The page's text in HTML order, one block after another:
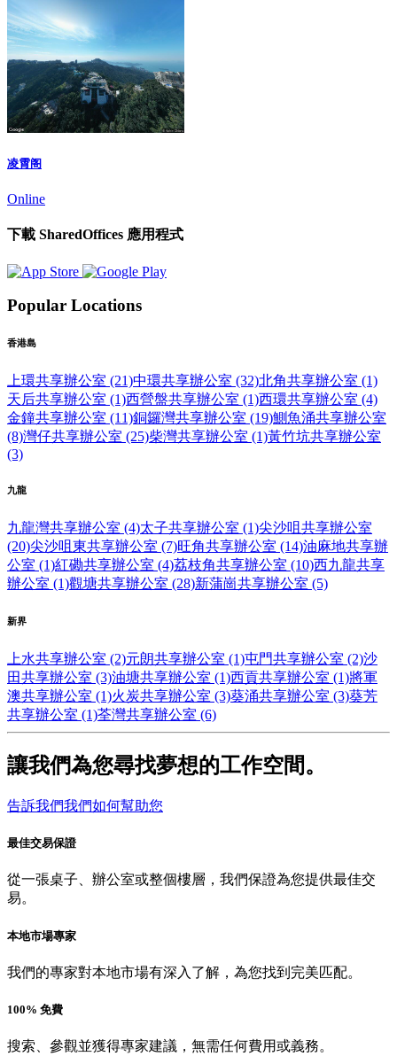
凌霄阁
Online
下載 SharedOffices 應用程式
Popular Locations
香港島
上環共享辦公室 (21)中環共享辦公室 (32)北角共享辦公室 (1)
天后共享辦公室 (1)西營盤共享辦公室 (1)西環共享辦公室 (4)
金鐘共享辦公室 (11)銅鑼灣共享辦公室 (19)鰂魚涌共享辦公室
(8)灣仔共享辦公室 (25)柴灣共享辦公室 (1)黃竹坑共享辦公室
(3)
九龍
九龍灣共享辦公室 (4)太子共享辦公室 (1)尖沙咀共享辦公室
(20)尖沙咀東共享辦公室 (7)旺角共享辦公室 (14)油麻地共享辦
公室 (1)紅磡共享辦公室 (4)荔枝角共享辦公室 (10)西九龍共享
辦公室 (1)觀塘共享辦公室 (28)新蒲崗共享辦公室 (5)
新界
上水共享辦公室 (2)元朗共享辦公室 (1)屯門共享辦公室 (2)沙
田共享辦公室 (3)油塘共享辦公室 (1)西貢共享辦公室 (1)將軍
澳共享辦公室 (1)火炭共享辦公室 (3)葵涌共享辦公室 (3)葵芳
共享辦公室 (1)荃灣共享辦公室 (6)
讓我們為您尋找夢想的工作空間。
告訴我們我們如何幫助您
最佳交易保證
從一張桌子、辦公室或整個樓層，我們保證為您提供最佳交
易。
本地市場專家
我們的專家對本地市場有深入了解，為您找到完美匹配。
100% 免費
搜索、參觀並獲得專家建議，無需任何費用或義務。